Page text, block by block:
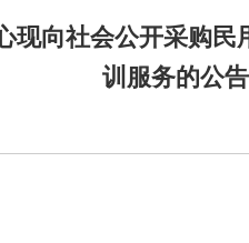
现向社会公开采购
训服务的公告